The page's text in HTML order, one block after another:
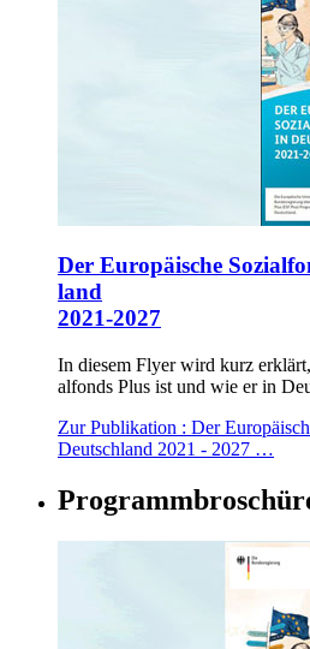
Der Eu­ro­päi­sche
land
2021-2027
In die­sem Flyer wird kurz
al­fonds Plus ist und wie er in
Zur Publikation : Der
Deutschland 2021 - 2027 …